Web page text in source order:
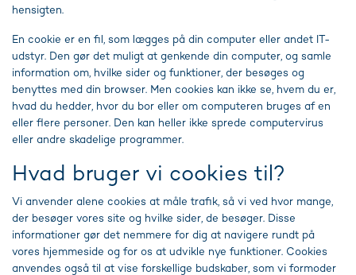
hensigten.
En cookie er en fil, som lægges på din computer eller andet IT-
udstyr. Den gør det muligt at genkende din computer, og samle
information om, hvilke sider og funktioner, der besøges og
benyttes med din browser. Men cookies kan ikke se, hvem du er,
hvad du hedder, hvor du bor eller om computeren bruges af en
eller flere personer. Den kan heller ikke sprede computervirus
eller andre skadelige programmer.
Hvad bruger vi cookies til?
Vi anvender alene cookies at måle trafik, så vi ved hvor mange,
der besøger vores site og hvilke sider, de besøger. Disse
informationer gør det nemmere for dig at navigere rundt på
vores hjemmeside og for os at udvikle nye funktioner. Cookies
anvendes også til at vise forskellige budskaber, som vi formoder